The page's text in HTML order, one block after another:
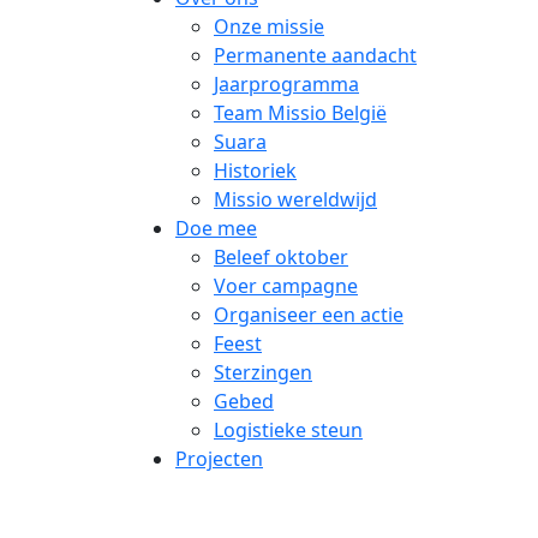
Onze missie
Permanente aandacht
Jaarprogramma
Team Missio België
Suara
Historiek
Missio wereldwijd
Doe mee
Beleef oktober
Voer campagne
Organiseer een actie
Feest
Sterzingen
Gebed
Logistieke steun
Projecten